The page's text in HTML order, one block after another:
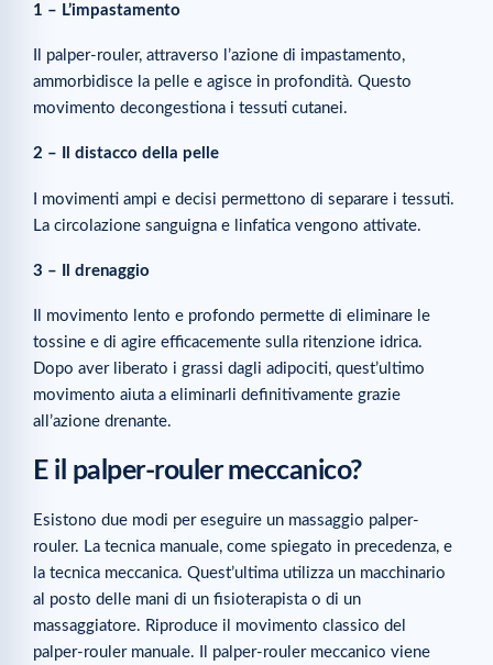
1 – L’impastamento
Il palper-rouler, attraverso l’azione di impastamento,
ammorbidisce la pelle e agisce in profondità. Questo
movimento decongestiona i tessuti cutanei.
2 – Il distacco della pelle
I movimenti ampi e decisi permettono di separare i tessuti.
La circolazione sanguigna e linfatica vengono attivate.
3 – Il drenaggio
Il movimento lento e profondo permette di eliminare le
tossine e di agire efficacemente sulla ritenzione idrica.
Dopo aver liberato i grassi dagli adipociti, quest’ultimo
movimento aiuta a eliminarli definitivamente grazie
all’azione drenante.
E il palper-rouler meccanico?
Esistono due modi per eseguire un massaggio palper-
rouler. La tecnica manuale, come spiegato in precedenza, e
la tecnica meccanica. Quest’ultima utilizza un macchinario
al posto delle mani di un fisioterapista o di un
massaggiatore. Riproduce il movimento classico del
palper-rouler manuale. Il palper-rouler meccanico viene